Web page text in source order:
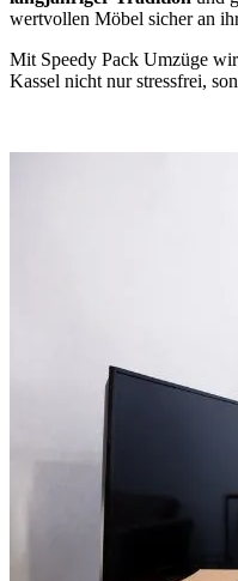
wertvollen Möbel sicher an
Mit Speedy Pack Umzüge
Kassel nicht nur stressfrei,